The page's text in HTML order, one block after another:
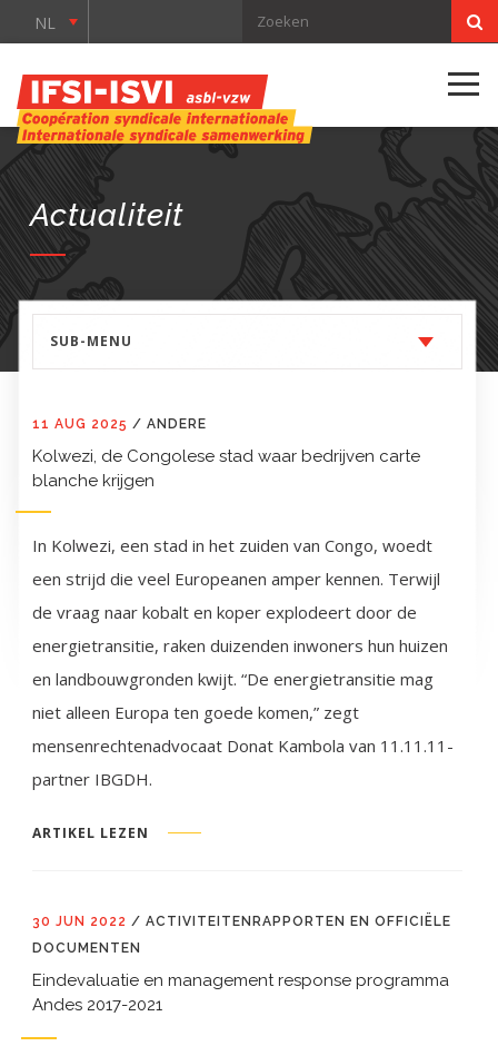
NL
Actualiteit
SUB-MENU
11 AUG 2025 / ANDERE
Kolwezi, de Congolese stad waar bedrijven carte
blanche krijgen
In Kolwezi, een stad in het zuiden van Congo, woedt
een strijd die veel Europeanen amper kennen. Terwijl
de vraag naar kobalt en koper explodeert door de
energietransitie, raken duizenden inwoners hun huizen
en landbouwgronden kwijt. “De energietransitie mag
niet alleen Europa ten goede komen,” zegt
mensenrechtenadvocaat Donat Kambola van 11.11.11-
partner IBGDH.
ARTIKEL LEZEN
30 JUN 2022 / ACTIVITEITENRAPPORTEN EN OFFICIËLE
DOCUMENTEN
Eindevaluatie en management response programma
Andes 2017-2021